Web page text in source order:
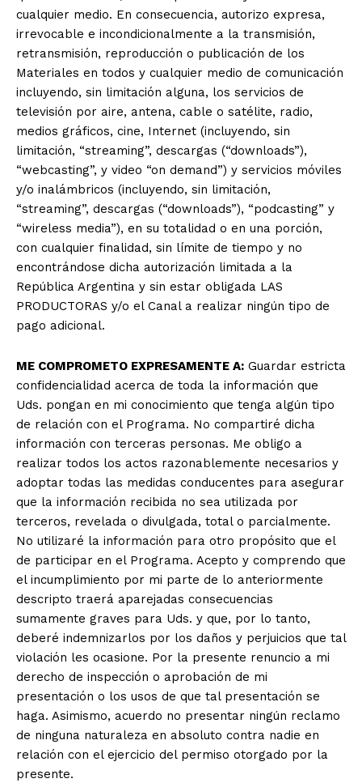
cualquier medio. En consecuencia, autorizo expresa,
irrevocable e incondicionalmente a la transmisión,
retransmisión, reproducción o publicación de los
Materiales en todos y cualquier medio de comunicación
incluyendo, sin limitación alguna, los servicios de
televisión por aire, antena, cable o satélite, radio,
medios gráficos, cine, Internet (incluyendo, sin
limitación, “streaming”, descargas (“downloads”),
“webcasting”, y video “on demand”) y servicios móviles
y/o inalámbricos (incluyendo, sin limitación,
“streaming”, descargas (“downloads”), “podcasting” y
“wireless media”), en su totalidad o en una porción,
con cualquier finalidad, sin límite de tiempo y no
encontrándose dicha autorización limitada a la
República Argentina y sin estar obligada LAS
PRODUCTORAS y/o el Canal a realizar ningún tipo de
pago adicional.
ME COMPROMETO EXPRESAMENTE A: Guardar estricta
confidencialidad acerca de toda la información que
Uds. pongan en mi conocimiento que tenga algún tipo
de relación con el Programa. No compartiré dicha
información con terceras personas. Me obligo a
realizar todos los actos razonablemente necesarios y
adoptar todas las medidas conducentes para asegurar
que la información recibida no sea utilizada por
terceros, revelada o divulgada, total o parcialmente.
No utilizaré la información para otro propósito que el
de participar en el Programa. Acepto y comprendo que
el incumplimiento por mi parte de lo anteriormente
descripto traerá aparejadas consecuencias
sumamente graves para Uds. y que, por lo tanto,
deberé indemnizarlos por los daños y perjuicios que tal
violación les ocasione. Por la presente renuncio a mi
derecho de inspección o aprobación de mi
presentación o los usos de que tal presentación se
haga. Asimismo, acuerdo no presentar ningún reclamo
de ninguna naturaleza en absoluto contra nadie en
relación con el ejercicio del permiso otorgado por la
presente.